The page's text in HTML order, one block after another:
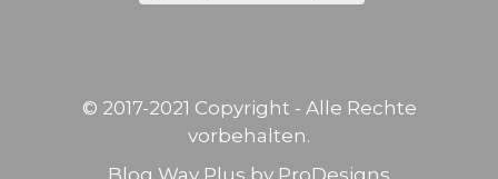
© 2017-2021 Copyright - Alle Rechte
vorbehalten.
Blog Way Plus by ProDesigns